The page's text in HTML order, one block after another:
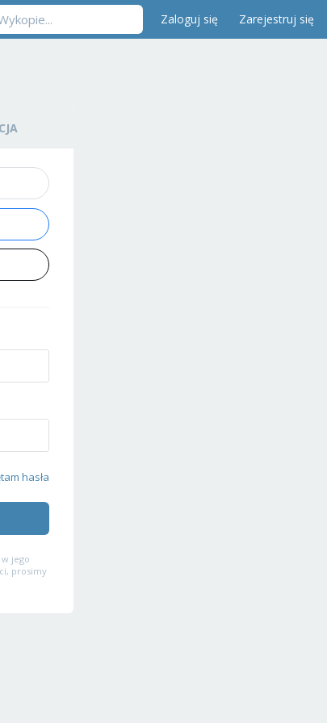
Zaloguj się Zarejestruj się
hasła
jego
prosimy